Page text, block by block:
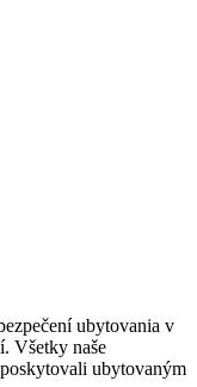
ubytovania v
Všetky naše
ubytovaným